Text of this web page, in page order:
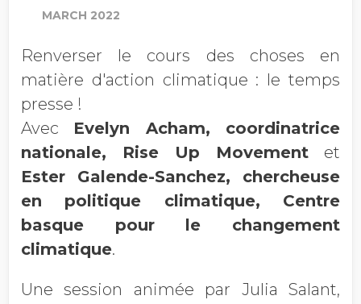
MARCH 2022
Renverser le cours des choses en
matière d'action climatique : le temps
presse !
Avec Evelyn Acham, coordinatrice
nationale, Rise Up Movement et
Ester Galende-Sanchez, chercheuse
en politique climatique, Centre
basque pour le changement
climatique.
Une session animée par Julia Salant,